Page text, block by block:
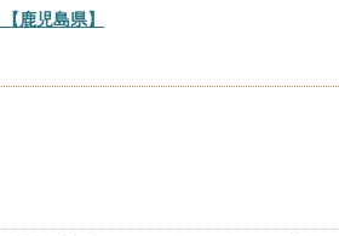
【鹿児島県】